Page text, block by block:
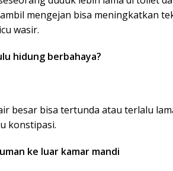
mengejan bisa meningkatkan
wasir.
hidung berbahaya?
besar bisa tertunda atau terlalu
konstipasi.
ke luar kamar mandi